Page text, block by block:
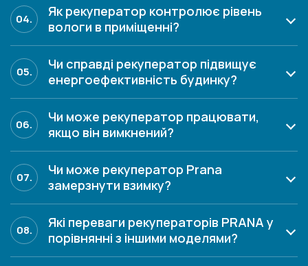
04.
Як рекуператор контролює рівень
вологи в приміщенні?
05.
Чи справді рекуператор підвищує
енергоефективність будинку?
06.
Чи може рекуператор працювати,
якщо він вимкнений?
07.
Чи може рекуператор Prana
замерзнути взимку?
08.
Які переваги рекуператорів PRANA у
порівнянні з іншими моделями?